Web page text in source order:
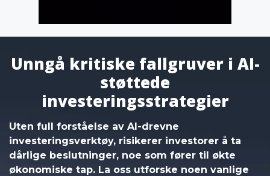
Unngå kritiske fallgruver i AI-
støttede
investeringsstrategier
Uten full forståelse av AI-drevne
investeringsverktøy, risikerer investorer å ta
dårlige beslutninger, noe som fører til økte
økonomiske tap. La oss utforske noen vanlige